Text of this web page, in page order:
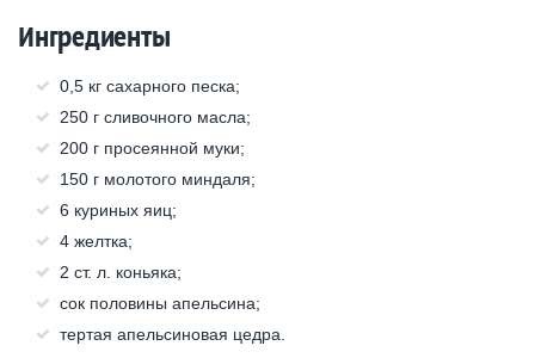
Ингредиенты
0,5 кг сахарного песка;
250 г сливочного масла;
200 г просеянной муки;
150 г молотого миндаля;
6 куриных яиц;
4 желтка;
2 ст. л. коньяка;
сок половины апельсина;
тертая апельсиновая цедра.